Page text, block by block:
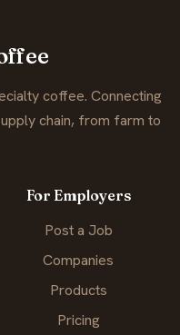
coffee. Connecting
chain, from farm to
For Employers
Post a Job
Companies
Products
Pricing